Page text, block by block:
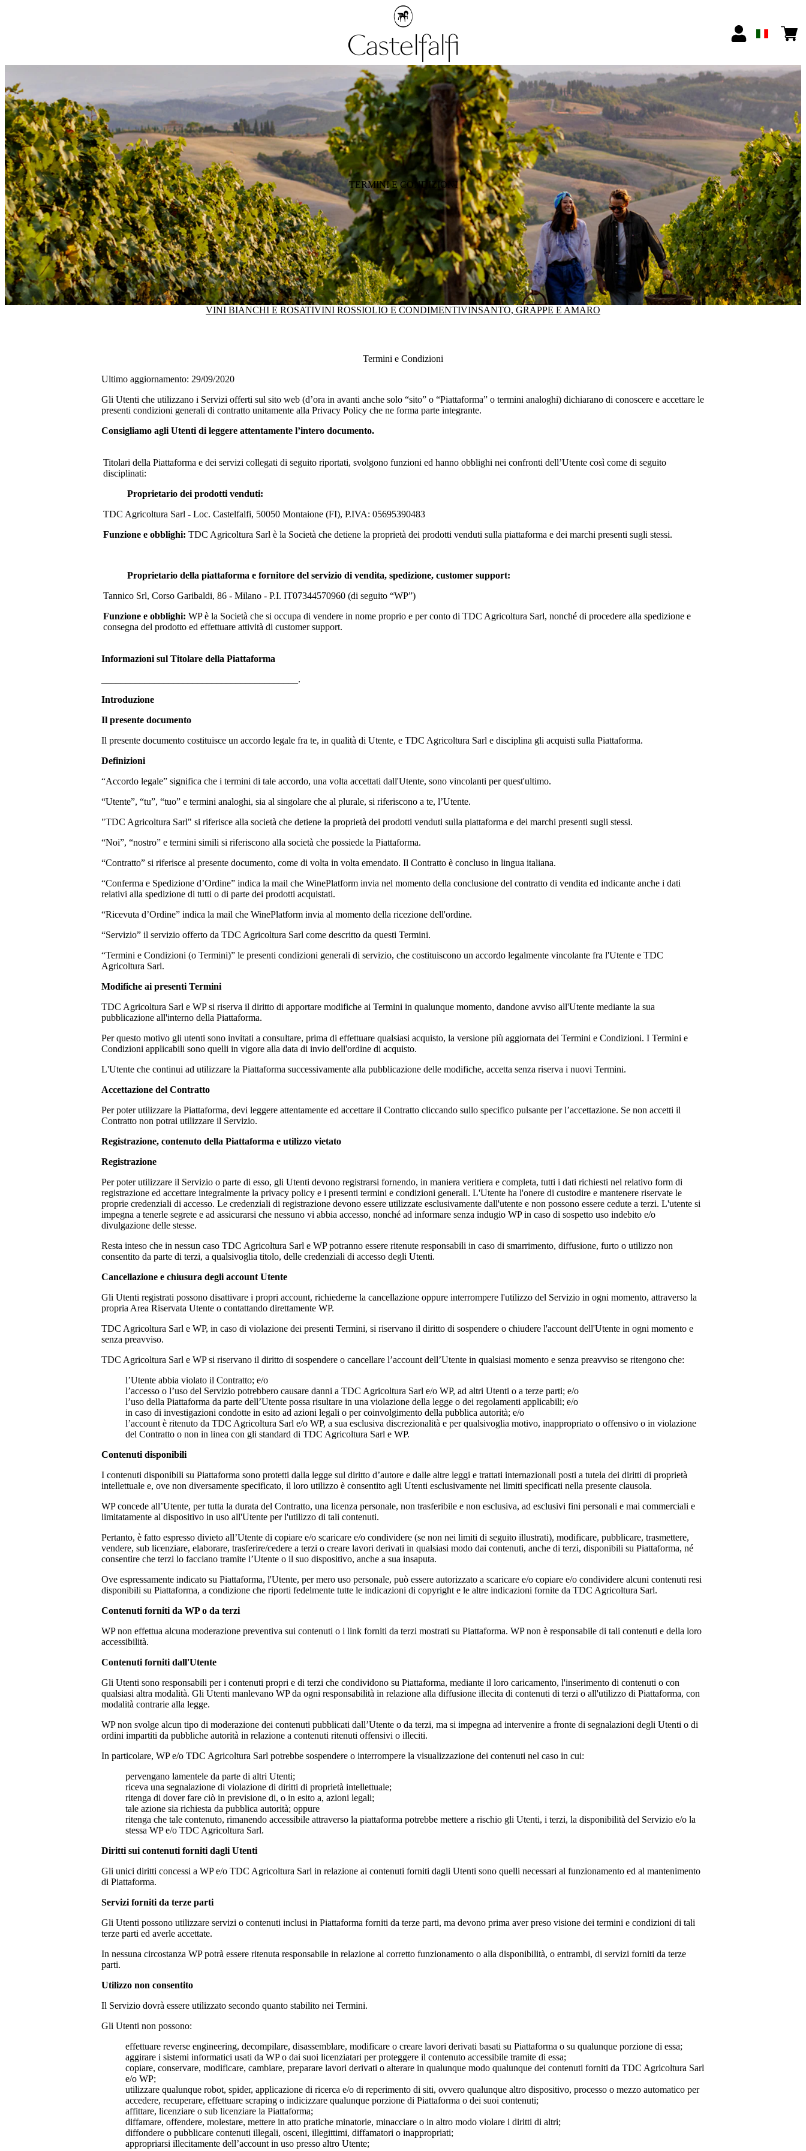
TERMINI E CONDIZIONI
VINI BIANCHI E ROSATIVINI ROSSIOLIO E CONDIMENTIVINSANTO, GRAPPE E AMARO
Termini e Condizioni
Ultimo aggiornamento: 29/09/2020
Gli Utenti che utilizzano i Servizi offerti sul sito web (d’ora in avanti anche solo “sito” o “Piattaforma” o termini analoghi) dichiarano di conoscere e accettare le
presenti condizioni generali di contratto unitamente alla Privacy Policy che ne forma parte integrante.
Consigliamo agli Utenti di leggere attentamente l’intero documento.
Titolari della Piattaforma e dei servizi collegati di seguito riportati, svolgono funzioni ed hanno obblighi nei confronti dell’Utente così come di seguito
disciplinati:
Proprietario dei prodotti venduti:
TDC Agricoltura Sarl - Loc. Castelfalfi, 50050 Montaione (FI), P.IVA: 05695390483
Funzione e obblighi: TDC Agricoltura Sarl è la Società che detiene la proprietà dei prodotti venduti sulla piattaforma e dei marchi presenti sugli stessi.
Proprietario della piattaforma e fornitore del servizio di vendita, spedizione, customer support:
Tannico Srl, Corso Garibaldi, 86 - Milano - P.I. IT07344570960 (di seguito “WP”)
Funzione e obblighi:WP è la Società che si occupa di vendere in nome proprio e per conto diTDC Agricoltura Sarl, nonché di procedere alla spedizione e
consegna del prodotto ed effettuare attività di customer support.
Informazioni sul Titolare della Piattaforma
_________________________________________.
Introduzione
Il presente documento
Il presente documento costituisce un accordo legale fra te, in qualità di Utente, eTDC Agricoltura Sarl e disciplina gli acquisti sulla Piattaforma.
Definizioni
“Accordo legale” significa che i termini di tale accordo, una volta accettati dall'Utente, sono vincolanti per quest'ultimo.
“Utente”, “tu”, “tuo” e termini analoghi, sia al singolare che al plurale, si riferiscono a te, l’Utente.
"TDC Agricoltura Sarl"si riferisce alla società che detiene la proprietà dei prodotti venduti sulla piattaforma e dei marchi presenti sugli stessi.
“Noi”, “nostro” e termini simili si riferiscono alla società che possiede la Piattaforma.
“Contratto” si riferisce al presente documento, come di volta in volta emendato. Il Contratto è concluso in lingua italiana.
“Conferma e Spedizione d’Ordine” indica la mail che WinePlatform invia nel momento della conclusione del contratto di vendita ed indicante anche i dati
relativi alla spedizione di tutti o di parte dei prodotti acquistati.
“Ricevuta d’Ordine” indica la mail che WinePlatform invia al momento della ricezione dell'ordine.
“Servizio” il servizio offerto daTDC Agricoltura Sarlcome descritto da questi Termini.
“Termini e Condizioni (o Termini)” le presenti condizioni generali di servizio, che costituiscono un accordo legalmente vincolante fra l'Utente e TDC
Agricoltura Sarl.
Modifiche ai presenti Termini
TDC Agricoltura Sarl e WP si riserva il diritto di apportare modifiche ai Termini in qualunque momento, dandone avviso all'Utente mediante la sua
pubblicazione all'interno della Piattaforma.
Per questo motivo gli utenti sono invitati a consultare, prima di effettuare qualsiasi acquisto, la versione più aggiornata dei Termini e Condizioni. I Termini e
Condizioni applicabili sono quelli in vigore alla data di invio dell'ordine di acquisto.
L'Utente che continui ad utilizzare la Piattaforma successivamente alla pubblicazione delle modifiche, accetta senza riserva i nuovi Termini.
Accettazione del Contratto
Per poter utilizzare la Piattaforma, devi leggere attentamente ed accettare il Contratto cliccando sullo specifico pulsante per l’accettazione. Se non accetti il
Contratto non potrai utilizzare il Servizio.
Registrazione, contenuto della Piattaforma e utilizzo vietato
Registrazione
Per poter utilizzare il Servizio o parte di esso, gli Utenti devono registrarsi fornendo, in maniera veritiera e completa, tutti i dati richiesti nel relativo form di
registrazione ed accettare integralmente la privacy policy e i presenti termini e condizioni generali. L'Utente ha l'onere di custodire e mantenere riservate le
proprie credenziali di accesso. Le credenziali di registrazione devono essere utilizzate esclusivamente dall'utente e non possono essere cedute a terzi. L'utente si
impegna a tenerle segrete e ad assicurarsi che nessuno vi abbia accesso, nonché ad informare senza indugio WP in caso di sospetto uso indebito e/o
divulgazione delle stesse.
Resta inteso che in nessun casoTDC Agricoltura Sarl e WP potranno essere ritenute responsabili in caso di smarrimento, diffusione, furto o utilizzo non
consentito da parte di terzi, a qualsivoglia titolo, delle credenziali di accesso degli Utenti.
Cancellazione e chiusura degli account Utente
Gli Utenti registrati possono disattivare i propri account, richiederne la cancellazione oppure interrompere l'utilizzo del Servizio in ogni momento, attraverso la
propria Area Riservata Utente o contattando direttamente WP.
TDC Agricoltura Sarle WP, in caso di violazione dei presenti Termini, si riservano il diritto di sospendere o chiudere l'account dell'Utente in ogni momento e
senza preavviso.
TDC Agricoltura Sarl e WP si riservano il diritto di sospendere o cancellare l’account dell’Utente in qualsiasi momento e senza preavviso se ritengono che:
l’Utente abbia violato il Contratto; e/o
l’accesso o l’uso del Servizio potrebbero causare danni aTDC Agricoltura Sarle/o WP, ad altri Utenti o a terze parti; e/o
l’uso della Piattaforma da parte dell’Utente possa risultare in una violazione della legge o dei regolamenti applicabili; e/o
in caso di investigazioni condotte in esito ad azioni legali o per coinvolgimento della pubblica autorità; e/o
l’account è ritenuto da TDC Agricoltura Sarle/o WP, a sua esclusiva discrezionalità e per qualsivoglia motivo, inappropriato o offensivo o in violazione
del Contratto o non in linea con gli standard diTDC Agricoltura Sarle WP.
Contenuti disponibili
I contenuti disponibili su Piattaforma sono protetti dalla legge sul diritto d’autore e dalle altre leggi e trattati internazionali posti a tutela dei diritti di proprietà
intellettuale e, ove non diversamente specificato, il loro utilizzo è consentito agli Utenti esclusivamente nei limiti specificati nella presente clausola.
WP concede all’Utente, per tutta la durata del Contratto, una licenza personale, non trasferibile e non esclusiva, ad esclusivi fini personali e mai commerciali e
limitatamente al dispositivo in uso all'Utente per l'utilizzo di tali contenuti.
Pertanto, è fatto espresso divieto all’Utente di copiare e/o scaricare e/o condividere (se non nei limiti di seguito illustrati), modificare, pubblicare, trasmettere,
vendere, sub licenziare, elaborare, trasferire/cedere a terzi o creare lavori derivati in qualsiasi modo dai contenuti, anche di terzi, disponibili su Piattaforma, né
consentire che terzi lo facciano tramite l’Utente o il suo dispositivo, anche a sua insaputa.
Ove espressamente indicato su Piattaforma, l'Utente, per mero uso personale, può essere autorizzato a scaricare e/o copiare e/o condividere alcuni contenuti resi
disponibili su Piattaforma, a condizione che riporti fedelmente tutte le indicazioni di copyright e le altre indicazioni fornite daTDC Agricoltura Sarl.
Contenuti forniti da WP o da terzi
WP non effettua alcuna moderazione preventiva sui contenuti o i link forniti da terzi mostrati su Piattaforma. WP non è responsabile di tali contenuti e della loro
accessibilità.
Contenuti forniti dall'Utente
Gli Utenti sono responsabili per i contenuti propri e di terzi che condividono su Piattaforma, mediante il loro caricamento, l'inserimento di contenuti o con
qualsiasi altra modalità. Gli Utenti manlevano WP da ogni responsabilità in relazione alla diffusione illecita di contenuti di terzi o all'utilizzo di Piattaforma, con
modalità contrarie alla legge.
WP non svolge alcun tipo di moderazione dei contenuti pubblicati dall’Utente o da terzi, ma si impegna ad intervenire a fronte di segnalazioni degli Utenti o di
ordini impartiti da pubbliche autorità in relazione a contenuti ritenuti offensivi o illeciti.
In particolare, WP e/oTDC Agricoltura Sarlpotrebbe sospendere o interrompere la visualizzazione dei contenuti nel caso in cui:
pervengano lamentele da parte di altri Utenti;
riceva una segnalazione di violazione di diritti di proprietà intellettuale;
ritenga di dover fare ciò in previsione di, o in esito a, azioni legali;
tale azione sia richiesta da pubblica autorità; oppure
ritenga che tale contenuto, rimanendo accessibile attraverso la piattaforma potrebbe mettere a rischio gli Utenti, i terzi, la disponibilità del Servizio e/o la
stessa WP e/oTDC Agricoltura Sarl.
Diritti sui contenuti forniti dagli Utenti
Gli unici diritti concessi a WP e/oTDC Agricoltura Sarl in relazione ai contenuti forniti dagli Utenti sono quelli necessari al funzionamento ed al mantenimento
di Piattaforma.
Servizi forniti da terze parti
Gli Utenti possono utilizzare servizi o contenuti inclusi in Piattaforma forniti da terze parti, ma devono prima aver preso visione dei termini e condizioni di tali
terze parti ed averle accettate.
In nessuna circostanza WP potrà essere ritenuta responsabile in relazione al corretto funzionamento o alla disponibilità, o entrambi, di servizi forniti da terze
parti.
Utilizzo non consentito
Il Servizio dovrà essere utilizzato secondo quanto stabilito nei Termini.
Gli Utenti non possono:
effettuare reverse engineering, decompilare, disassemblare, modificare o creare lavori derivati basati su Piattaforma o su qualunque porzione di essa;
aggirare i sistemi informatici usati da WP o dai suoi licenziatari per proteggere il contenuto accessibile tramite di essa;
copiare, conservare, modificare, cambiare, preparare lavori derivati o alterare in qualunque modo qualunque dei contenuti forniti daTDC Agricoltura Sarl
e/o WP;
utilizzare qualunque robot, spider, applicazione di ricerca e/o di reperimento di siti, ovvero qualunque altro dispositivo, processo o mezzo automatico per
accedere, recuperare, effettuare scraping o indicizzare qualunque porzione di Piattaforma o dei suoi contenuti;
affittare, licenziare o sub licenziare la Piattaforma;
diffamare, offendere, molestare, mettere in atto pratiche minatorie, minacciare o in altro modo violare i diritti di altri;
diffondere o pubblicare contenuti illegali, osceni, illegittimi, diffamatori o inappropriati;
appropriarsi illecitamente dell’account in uso presso altro Utente;